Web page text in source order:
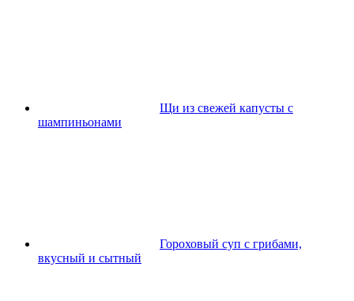
Щи из свежей капусты с
шампиньонами
Гороховый суп с грибами,
вкусный и сытный